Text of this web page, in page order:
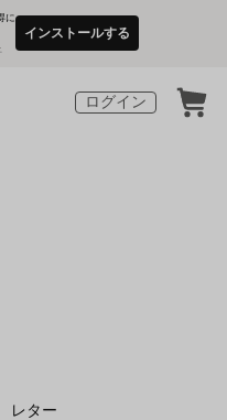
に
インストールする
ログイン
レター